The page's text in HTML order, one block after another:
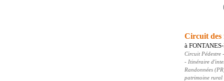
Circuit des
à
Circuit Pédestre
- Itinéraire
Randonnées
patrimoine